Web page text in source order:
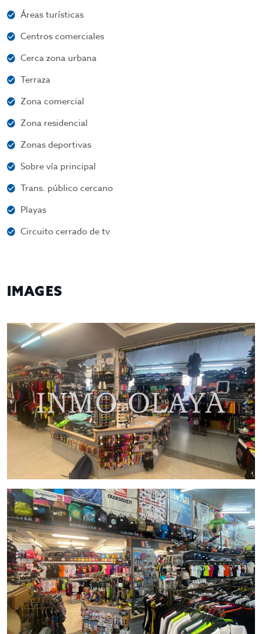
Áreas turísticas
Centros comerciales
Cerca zona urbana
Terraza
Zona comercial
Zona residencial
Zonas deportivas
Sobre vía principal
Trans. público cercano
Playas
Circuito cerrado de tv
IMAGES